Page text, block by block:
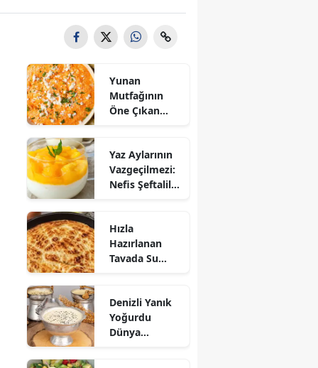
Yunan
Mutfağının
Öne Çıkan
Nasıl Yapılır?
Yaz Aylarının
Vazgeçilmezi:
Nefis Şeftalili
Hızla
Hazırlanan
Tavada Su
Sofralarınıza
Lezzet Katın!
Denizli Yanık
Yoğurdu
Dünya